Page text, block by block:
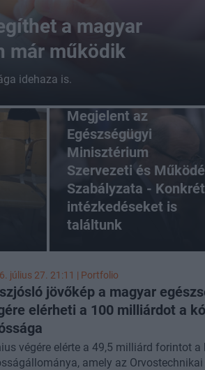
a magyar
már működik
idehaza is.
Megjelent az
Egészségügyi
Minisztérium
Szervezeti és
Szabályzata - Konkrét
intézkedéseket is
találtunk
július 27. 21:11 | Portfolio
jövőkép a magyar
elérheti a 100 milliárdot a
végére elérte a 49,5 milliárd forintot a
amely az Orvostechnikai